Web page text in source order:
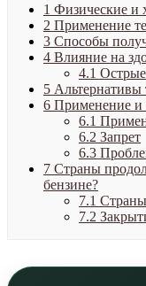
1 Физические и
2 Применение
3 Способы
4 Влияние на
4.1
5 Альтернативы
6 Применение и
6.1
6.2 Запрет
6.3
7 Страны
бензине?
7.1
7.2